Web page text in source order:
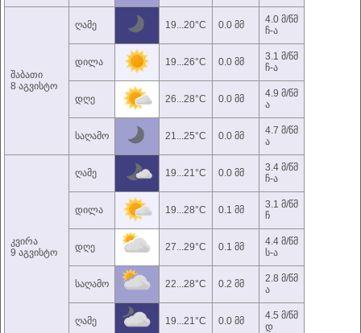
შაბათი
8 აგვისტო
ღამე 19...20°C 0.0 მმ
4.0 მ/წმ
ჩ-ა
დილა 19...26°C 0.0 მმ
3.1 მ/წმ
ჩ-ა
დღე 26...28°C 0.0 მმ
4.9 მ/წმ
ა
საღამო 21...25°C 0.0 მმ
4.7 მ/წმ
ა
კვირა
9 აგვისტო
ღამე 19...21°C 0.0 მმ
3.4 მ/წმ
ჩ-ა
დილა 19...28°C 0.1 მმ
3.1 მ/წმ
ჩ
დღე 27...29°C 0.1 მმ
4.4 მ/წმ
ს-ა
საღამო 22...28°C 0.2 მმ
2.8 მ/წმ
ა
ღამე 19...21°C 0.0 მმ
4.5 მ/წმ
დ